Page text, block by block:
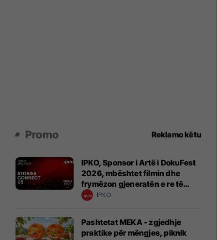
Promo Reklamo këtu
IPKO, Sponsor i Artë i DokuFest
2026, mbështet filmin dhe
frymëzon gjeneratën e re të
krijuesve
IPKO
Pashtetat MEKA - zgjedhje
praktike për mëngjes, piknik